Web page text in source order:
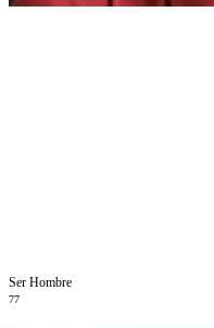
Ser Hombre
77